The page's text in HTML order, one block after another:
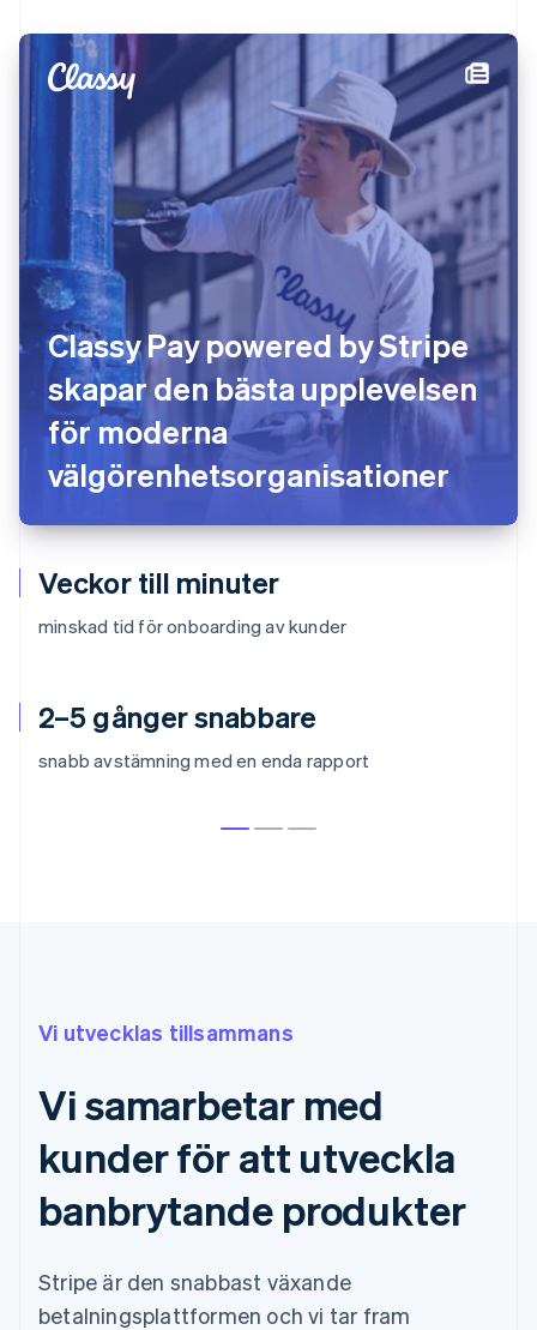
Veckor till minuter
minskad tid för onboarding av kunder
2–5 gånger snabbare
snabb avstämning med en enda rapport
Classy Pay powered by Stripe
skapar den bästa upplevelsen
för moderna
välgörenhetsorganisationer
Vi utvecklas tillsammans
Vi samarbetar med
kunder för att utveckla
banbrytande produkter
Stripe är den snabbast växande
betalningsplattformen och vi tar fram